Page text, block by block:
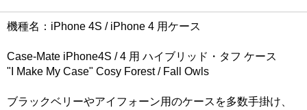
機種名：iPhone 4S / iPhone 4 用ケース
Case-Mate iPhone4S / 4 用 ハイブリッド・タフ ケース
"I Make My Case" Cosy Forest / Fall Owls
ブラックベリーやアイフォーン用のケースを多数手掛け、